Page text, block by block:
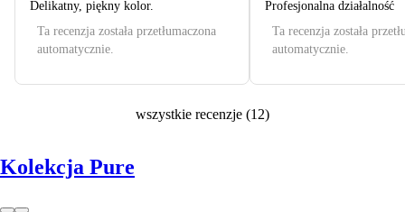
Delikatny, piękny kolor.
Ta recenzja została przetłumaczona
automatycznie.
Profesjonalna działalność
Ta recenzja została
automatycznie.
wszystkie recenzje (12)
Kolekcja Pure